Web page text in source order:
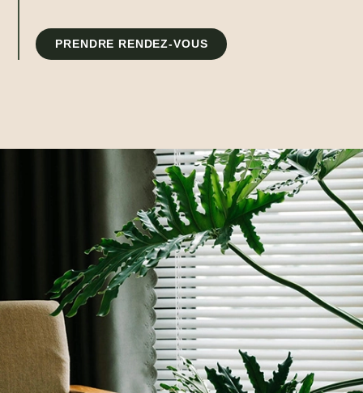
PRENDRE RENDEZ-VOUS